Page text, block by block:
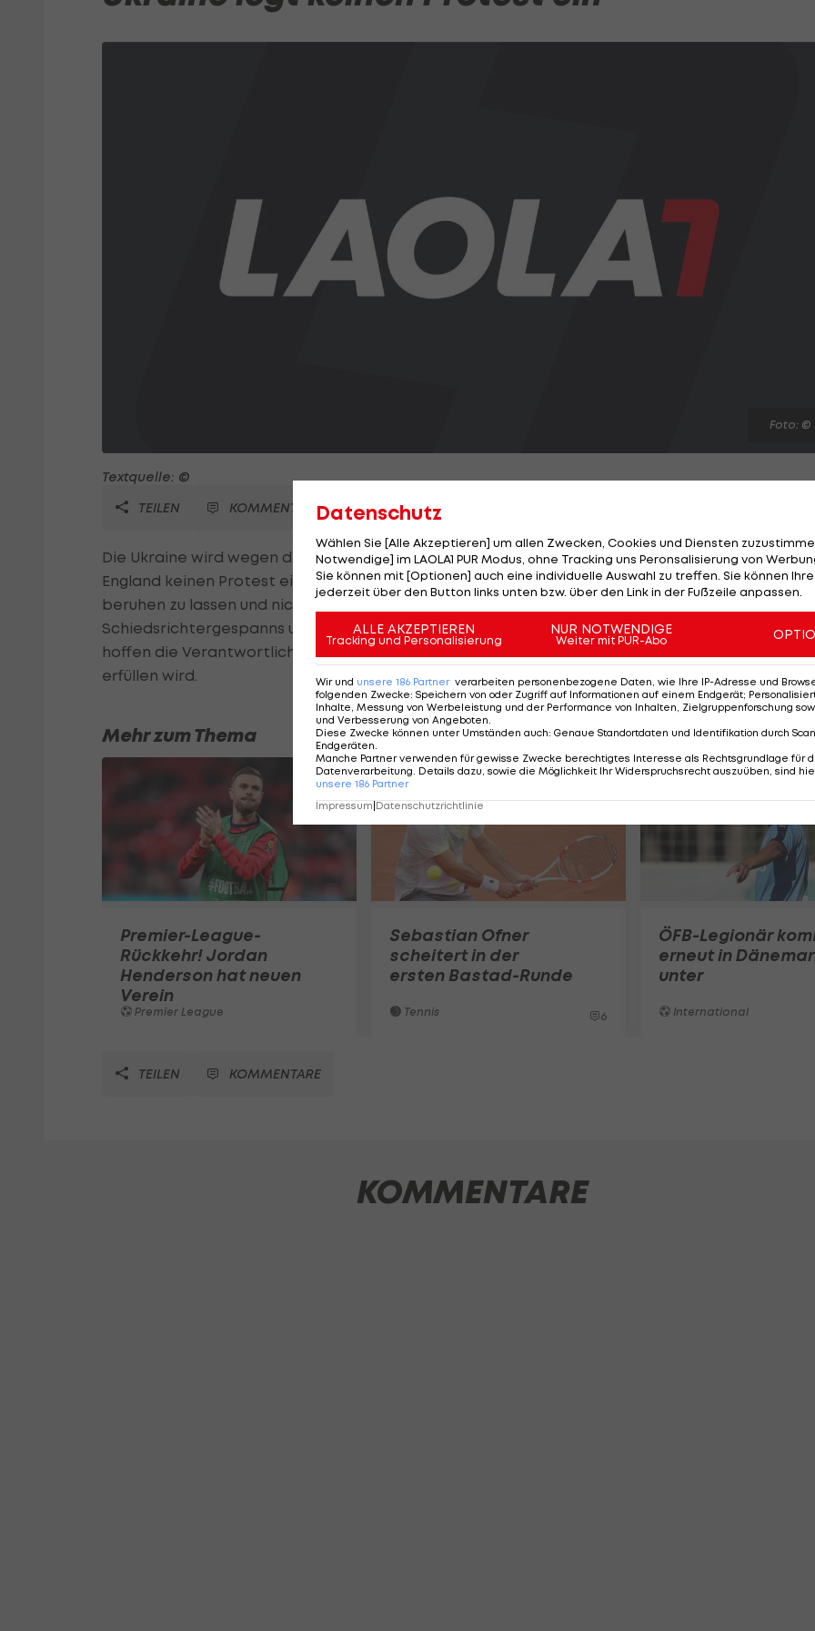
Foto: ©
Textquelle: ©
TEILEN
KOMMENTARE
Die Ukraine wird wegen des nicht gegebenen Tores aus dem letzten EURO-Gruppen-Spiel
England keinen Protest einlegen. Verbandspräsident Grigori Surkis erklärte, die Sache auf sich
beruhen zu lassen und nichts gegen die Fehlentscheidung des ungarischen
Schiedsrichtergespanns unternehmen zu wollen. Trotz des vorzeitigen Ausscheidens der
hoffen die Verantwortlichen, dass Trainer Oleg Blochin seinen bis 2014 laufenden Vertrag auch
erfüllen wird.
Mehr zum Thema
Premier-League-
Rückkehr! Jordan
Henderson hat neuen
Verein
Premier League
Sebastian Ofner
scheitert in der
ersten Bastad-Runde
Tennis 6
ÖFB-Legionär
erneut in
unter
International
TEILEN KOMMENTARE
KOMMENTARE
Datenschutz
Wählen Sie [Alle Akzeptieren] um allen Zwecken, Cookies und Diensten
Notwendige] im LAOLA1 PUR Modus, ohne Tracking uns Peronsalisierung von
Sie können mit [Optionen] auch eine individuelle Auswahl zu treffen. Sie können
jederzeit über den Button links unten bzw. über den Link in der Fußzeile anpassen.
ALLE AKZEPTIEREN
Tracking und Personalisierung
NUR NOTWENDIGE
Weiter mit PUR-Abo
Wir und unsere 186 Partner verarbeiten personenbezogene Daten, wie Ihre IP-Adresse und
folgenden Zwecke: Speichern von oder Zugriff auf Informationen auf einem Endgerät;
Inhalte, Messung von Werbeleistung und der Performance von Inhalten, Zielgruppenforschung
und Verbesserung von Angeboten
Diese Zwecke können unter Umständen auch: Genaue Standortdaten und Identifikation durch
Endgeräten
Manche Partner verwenden für gewisse Zwecke berechtigtes Interesse als Rechtsgrundlage für
Datenverarbeitung. Details dazu, sowie die Möglichkeit Ihr Widerspruchsrecht auszuüben, sind
unsere 186 Partner
Impressum|Datenschutzrichtlinie